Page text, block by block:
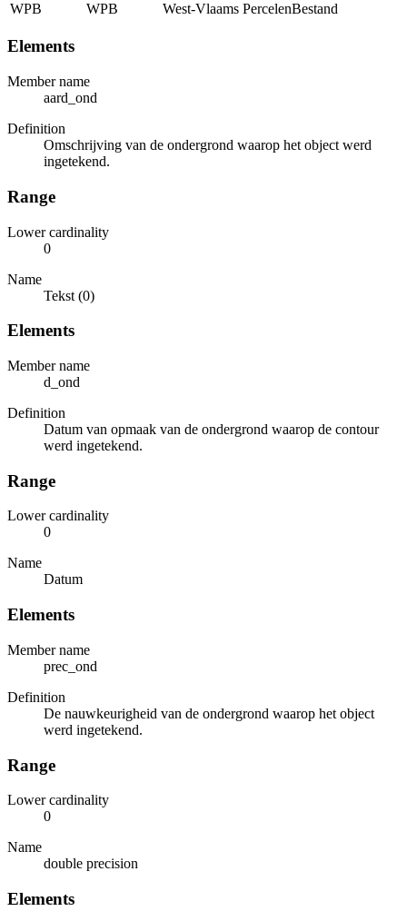
WPB
WPB West-Vlaams PercelenBestand
Elements
Member name
aard_ond
Definition
Omschrijving van de ondergrond waarop het object werd
ingetekend.
Range
Lower cardinality
0
Name
Tekst (0)
Elements
Member name
d_ond
Definition
Datum van opmaak van de ondergrond waarop de contour
werd ingetekend.
Range
Lower cardinality
0
Name
Datum
Elements
Member name
prec_ond
Definition
De nauwkeurigheid van de ondergrond waarop het object
werd ingetekend.
Range
Lower cardinality
0
Name
double precision
Elements